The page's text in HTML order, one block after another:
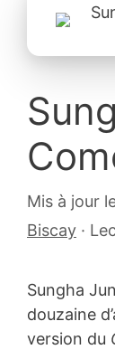
Mis à jour
Biscay ·
Sungha
douzaine
version du